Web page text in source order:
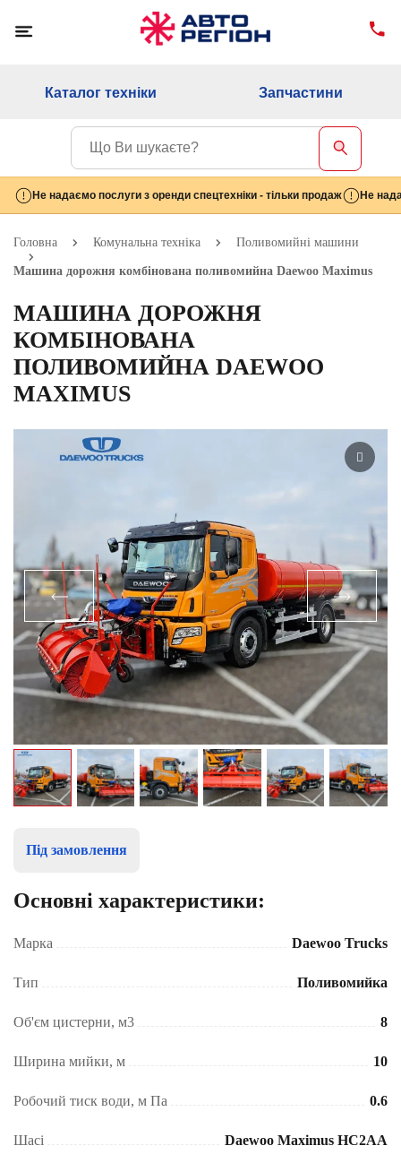
Каталог техніки Запчастини
Не надаємо послуги з оренди спецтехніки - тільки продаж Не
Головна Комунальна техніка Поливомийні машини
Машина дорожня комбінована поливомийна Daewoo Maximus
МАШИНА ДОРОЖНЯ
КОМБІНОВАНА
ПОЛИВОМИЙНА DAEWOO
MAXIMUS
Під замовлення
Основні характеристики:
Марка Daewoo Trucks
Тип Поливомийка
Об'єм цистерни, м3 8
Ширина мийки, м 10
Робочий тиск води, м Па 0.6
Шасі Daewoo Maximus HC2AA